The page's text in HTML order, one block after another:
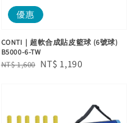
優惠
CONTI｜超軟合成貼皮籃球 (6號球)
B5000-6-TW
Regular
NT$ 1,600 Sale
NT$ 1,190